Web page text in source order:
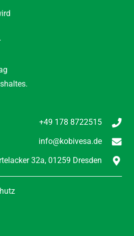
+49 178 8722515
info@kobivesa.de
32a,01259 Dresden